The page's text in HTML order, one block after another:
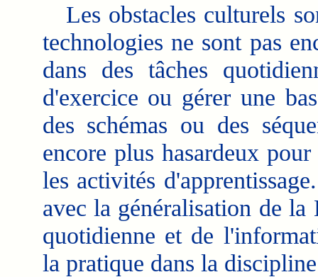
Les obstacles culturels
technologies ne sont pas
dans des tâches
d'exercice ou gérer une
des schémas ou des
encore plus hasardeux
les activités
avec la généralisation de
quotidienne et de
la pratique dans la